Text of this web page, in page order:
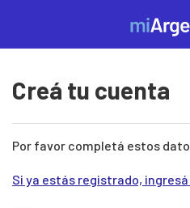
Mi
Creá tu cuenta
Por favor completá estos
Si ya estás registrado,